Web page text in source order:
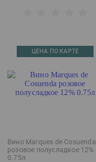
ЦЕНА ПО КАРТЕ
Вино Marques de Cosuenda
розовое полусладкое 12%
0.75л